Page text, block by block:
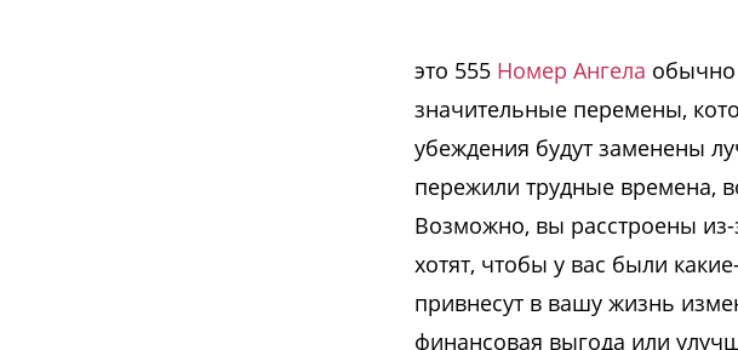
это 555 Номер Ангела обычно
значительные перемены,
убеждения будут заменены
пережили трудные времена,
Возможно, вы расстроены из-
хотят, чтобы у вас были
привнесут в вашу жизнь
финансовая выгода или